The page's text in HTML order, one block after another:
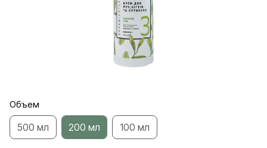
Объем
500 мл 200 мл 100 мл